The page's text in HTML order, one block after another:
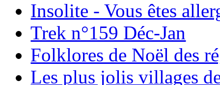
Insolite - Vous êtes
Trek n°159 Déc-Jan
Folklores de Noël des
Les plus jolis villages